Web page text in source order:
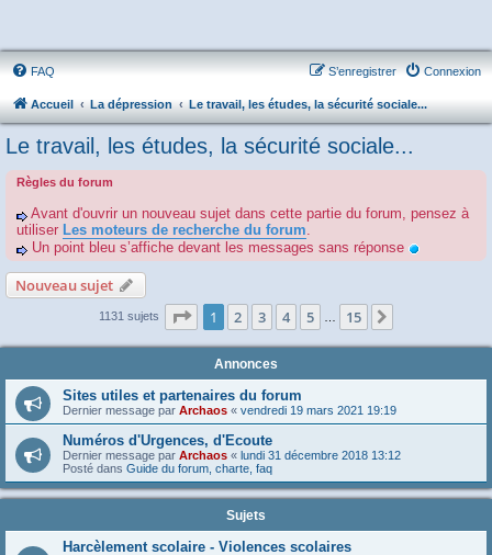
FAQ Connexion
S’enregistrer
Accueil La dépression Le travail, les études, la sécurité sociale...
Le travail, les études, la sécurité sociale...
Règles du forum
Avant d'ouvrir un nouveau sujet dans cette partie du forum, pensez à
utiliser Les moteurs de recherche du forum.
Un point bleu s’affiche devant les messages sans réponse
Nouveau sujet
1131 sujets Page 1sur15
1 2 3 4 5 15
Annonces
Sites utiles et partenaires du forum
Dernier message par Archaos « vendredi 19 mars 2021 19:19
Numéros d'Urgences, d'Ecoute
Dernier message par Archaos « lundi 31 décembre 2018 13:12
Posté dans Guide du forum, charte, faq
Sujets
Harcèlement scolaire - Violences scolaires